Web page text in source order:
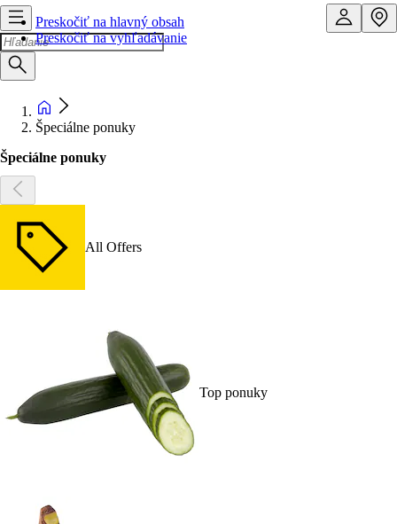
Preskočiť na hlavný obsah
Preskočiť na vyhľadávanie
Špeciálne ponuky
Špeciálne ponuky
All Offers
Top ponuky